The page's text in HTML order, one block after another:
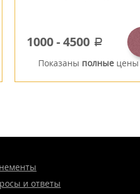
1000-4500 a
Показаны полные
и ответы